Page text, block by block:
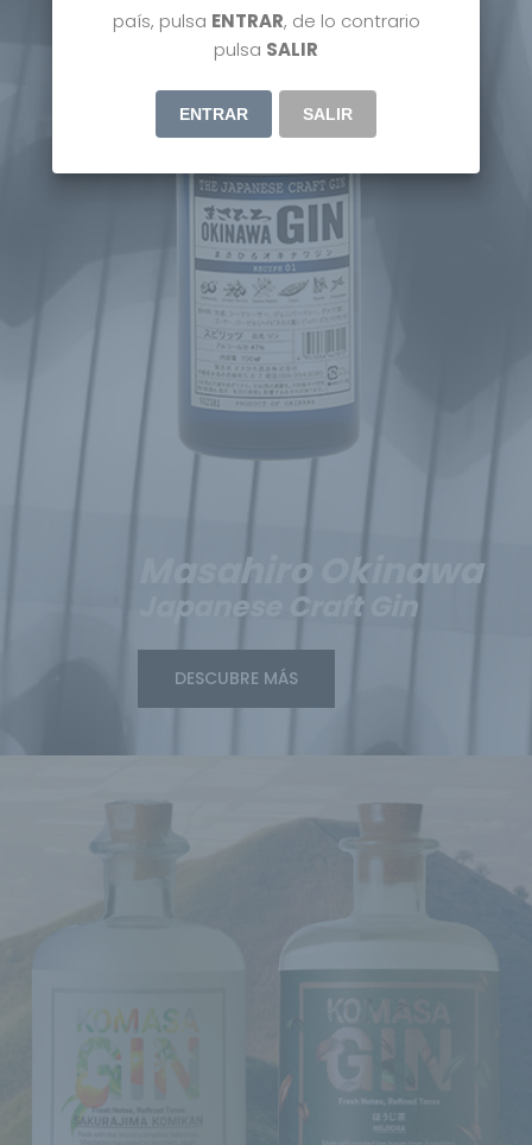
Masahiro Okinawa
Japanese Craft Gin
DESCUBRE MÁS
país, pulsa ENTRAR, de lo contrario
pulsa SALIR
ENTRAR SALIR